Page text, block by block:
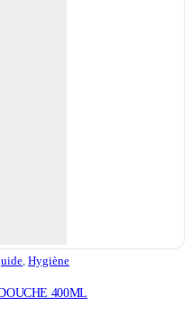
Hygiène
400ML